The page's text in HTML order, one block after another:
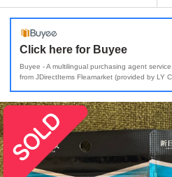
Click here for Buyee
Buyee - A multilingual purchasing agent
from JDirectItems Fleamarket (provided by LY